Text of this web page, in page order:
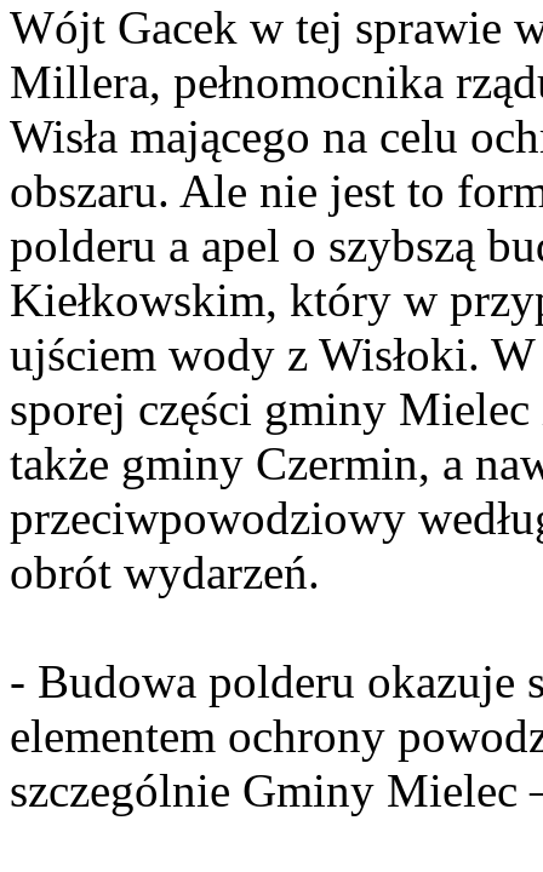
Wójt Gacek w tej sprawie
Millera, pełnomocnika
Wisła mającego na celu
obszaru. Ale nie jest to
polderu a apel o szybszą
Kiełkowskim, który w
ujściem wody z Wisłoki.
sporej części gminy
także gminy Czermin, a
przeciwpowodziowy
obrót wydarzeń.
- Budowa polderu okazuje
elementem ochrony
szczególnie Gminy Mielec